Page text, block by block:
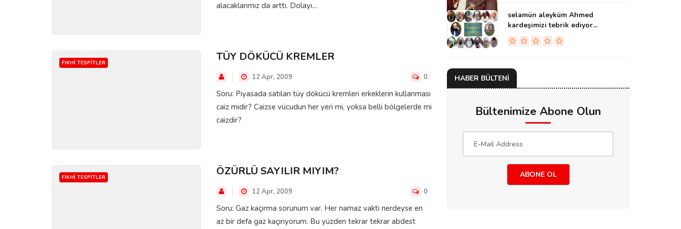
alacaklarımız da arttı. Dolayı...
FIKHI TESPITLER TÜY DÖKÜCÜ KREMLER
12 Apr, 2009 0
Soru: Piyasada satılan tüy dökücü kremleri erkeklerin kullanması
caiz midir? Caizse vücudun her yeri mi, yoksa belli bölgelerde mi
caizdir?
FIKHI TESPITLER ÖZÜRLÜ SAYILIR MIYIM?
12 Apr, 2009 0
Soru: Gaz kaçırma sorunum var. Her namaz vakti nerdeyse en
az bir defa gaz kaçırıyorum. Bu yüzden tekrar tekrar abdest
selamün aleyküm Ahmed
kardeşimizi tebrik ediyor...
HABER BÜLTENİ
Bültenimize Abone Olun
ABONE OL